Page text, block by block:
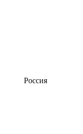
Россия